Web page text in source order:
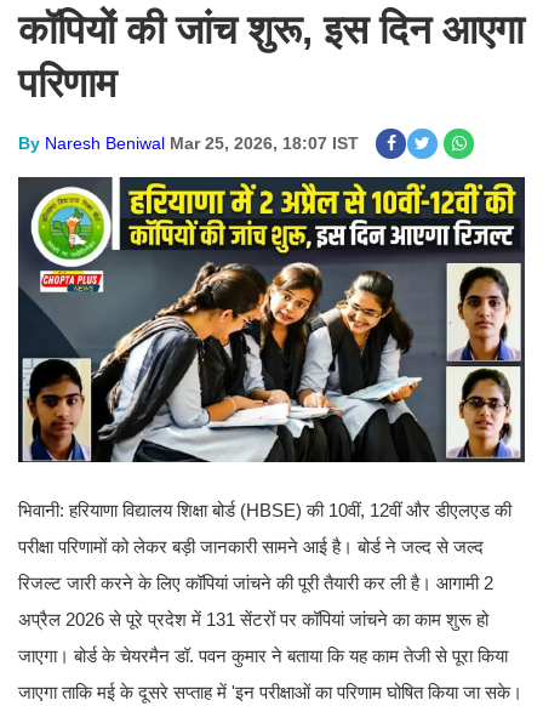
कॉपियों की जांच शुरू, इस दिन आएगा
परिणाम
By Naresh Beniwal Mar 25, 2026, 18:07 IST
भिवानी: हरियाणा विद्यालय शिक्षा बोर्ड (HBSE) की 10वीं, 12वीं और डीएलएड की
परीक्षा परिणामों को लेकर बड़ी जानकारी सामने आई है। बोर्ड ने जल्द से जल्द
रिजल्ट जारी करने के लिए कॉपियां जांचने की पूरी तैयारी कर ली है। आगामी 2
अप्रैल 2026 से पूरे प्रदेश में 131 सेंटरों पर कॉपियां जांचने का काम शुरू हो
जाएगा। बोर्ड के चेयरमैन डॉ. पवन कुमार ने बताया कि यह काम तेजी से पूरा किया
जाएगा ताकि मई के दूसरे सप्ताह में 'इन परीक्षाओं का परिणाम घोषित किया जा सके।